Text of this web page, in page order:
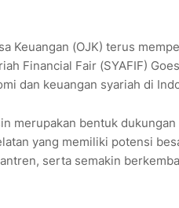
Keuangan (OJK) terus
Financial Fair (SYAFIF)
dan keuangan syariah di
merupakan bentuk
yang memiliki potensi
serta semakin